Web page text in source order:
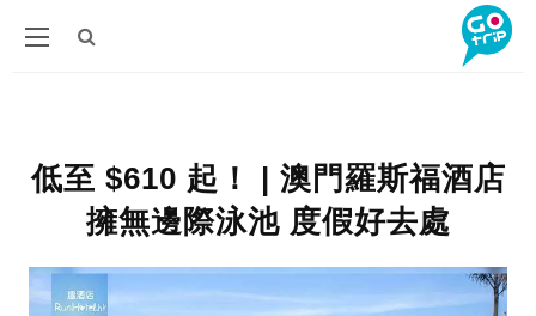
低至 $610 起！ | 澳門羅斯福酒店
擁無邊際泳池 度假好去處